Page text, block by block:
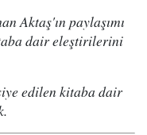
Aktaş'ın paylaşımı
dair eleştirilerini
edilen kitaba dair